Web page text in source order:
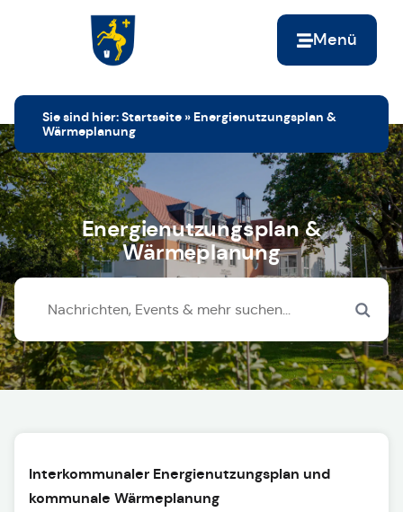
Menü
Sie sind hier:Startseite » Energienutzungsplan &
Wärmeplanung
Energienutzungsplan &
Wärmeplanung
Interkommunaler Energienutzungsplan und
kommunale Wärmeplanung